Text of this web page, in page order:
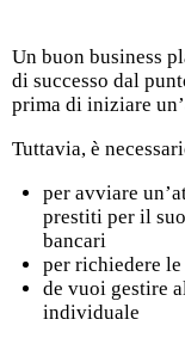
Un buon business
di successo dal
prima di iniziare
Tuttavia, è
per avviare
prestiti per il
bancari
per richiedere
de vuoi gestire
individuale